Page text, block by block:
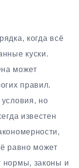
когда всё
куски.
может
правил.
но
известен
равно может
нормы, законы и